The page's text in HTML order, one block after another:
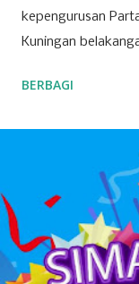
kepengurusan
Kuningan
semakin
muda dari
ketertarikannya
tersebut. Drs. H.
menyebut PKB
negara tanpa
agama.
BERBAGI